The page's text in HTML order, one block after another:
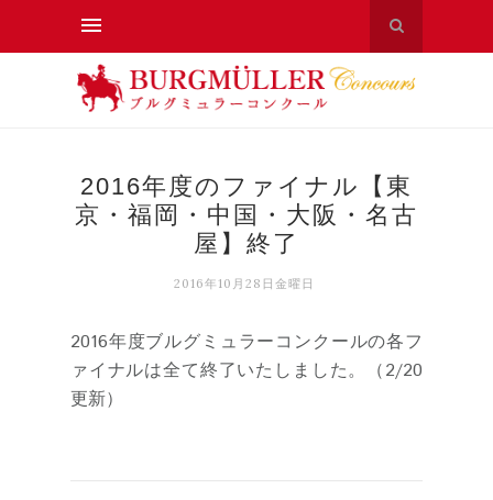
2016年度のファイナル【東
京・福岡・中国・大阪・名古
屋】終了
2016年10月28日金曜日
2016年度ブルグミュラーコンクールの各フ
ァイナルは全て終了いたしました。（2/20
更新）